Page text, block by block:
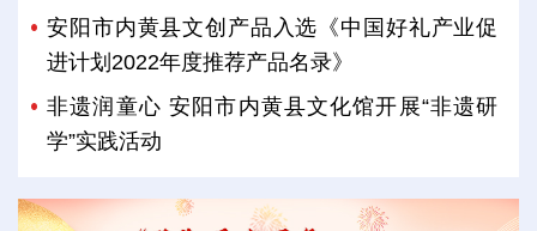
安阳市内黄县文创产品入选《中国好礼产业促
进计划2022年度推荐产品名录》
非遗润童心 安阳市内黄县文化馆开展“非遗研
学”实践活动